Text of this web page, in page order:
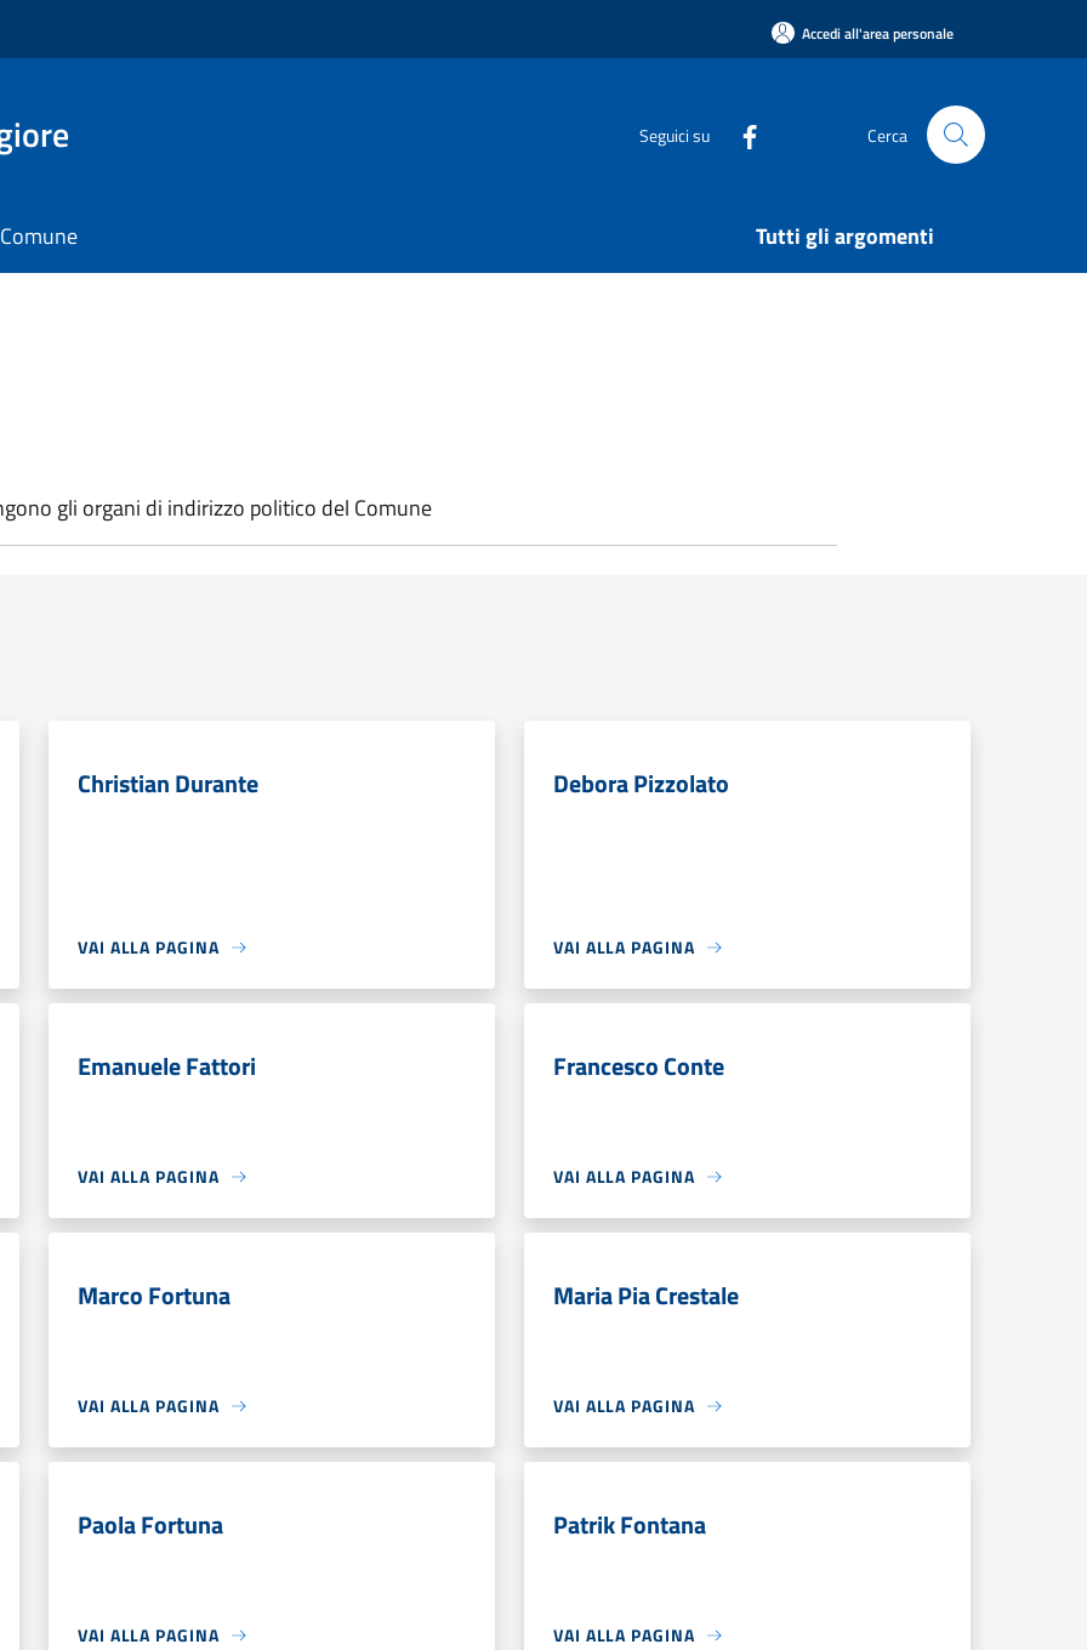
Accedi all'area personale
Seguici su Cerca
Tutti gli argomenti
gli organi di indirizzo politico del Comune
Christian Durante
VAI ALLA PAGINA
Debora Pizzolato
VAI ALLA PAGINA
Emanuele Fattori
VAI ALLA PAGINA
Francesco Conte
VAI ALLA PAGINA
Marco Fortuna
VAI ALLA PAGINA
Maria Pia Crestale
VAI ALLA PAGINA
Paola Fortuna
VAI ALLA PAGINA
Patrik Fontana
VAI ALLA PAGINA